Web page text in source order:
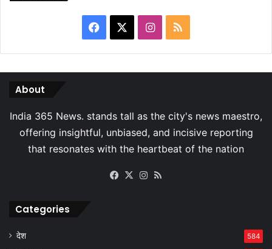
Facebook Instagram
RSS
About
Facebook
X Instagram
Categories
देश 584